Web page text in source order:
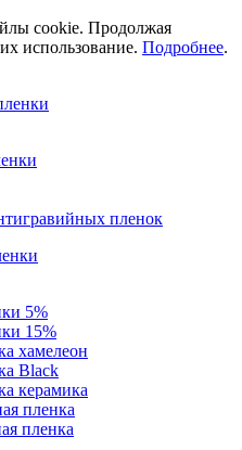
cookie. Продолжая
использование. Подробнее.
пленок
5%
15%
хамелеон
Black
керамика
пленка
пленка